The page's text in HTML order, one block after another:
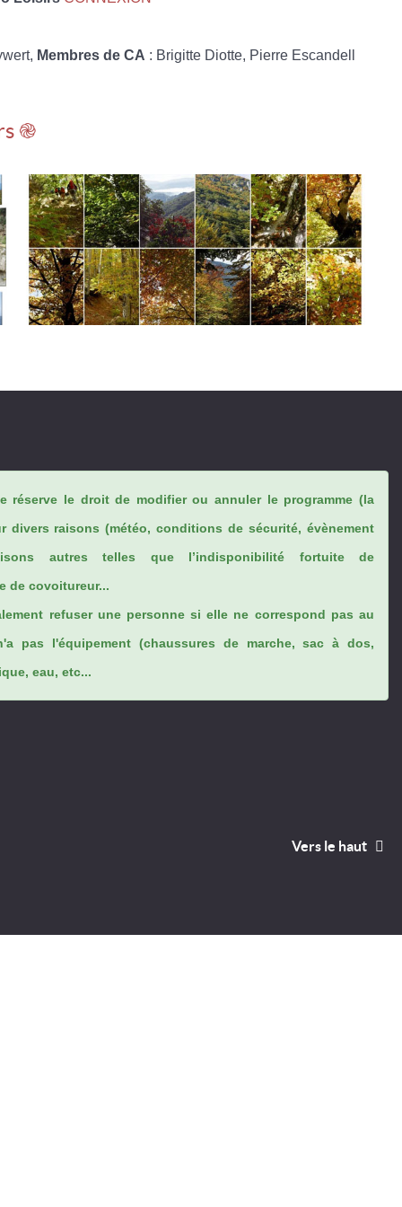
Membres de CA : Brigitte Diotte, Pierre Escandell
֎
réserve le droit de modifier ou annuler le programme (la
divers raisons (météo, conditions de sécurité, évènement
autres telles que l’indisponibilité fortuite de
de covoitureur...
refuser une personne si elle ne correspond pas au
pas l'équipement (chaussures de marche, sac à dos,
eau, etc...
Vers le haut